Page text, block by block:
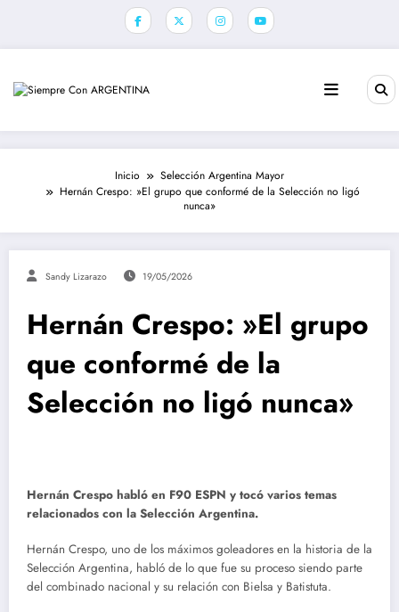
Inicio
Selección Argentina Mayor
Hernán Crespo: »El grupo que conformé de la Selección no ligó
nunca»
Sandy Lizarazo 19/05/2026
Hernán Crespo: »El grupo
que conformé de la
Selección no ligó nunca»
Hernán Crespo habló en F90 ESPN y tocó varios temas
relacionados con la Selección Argentina.
Hernán Crespo, uno de los máximos goleadores en la historia de la
Selección Argentina, habló de lo que fue su proceso siendo parte
del combinado nacional y su relación con Bielsa y Batistuta.